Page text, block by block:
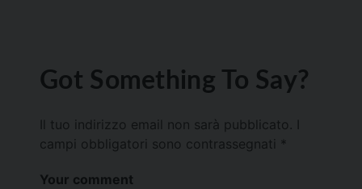
Got Something To Say?
Il tuo indirizzo email non sarà pubblicato.
campi obbligatori sono contrassegnati *
Your comment